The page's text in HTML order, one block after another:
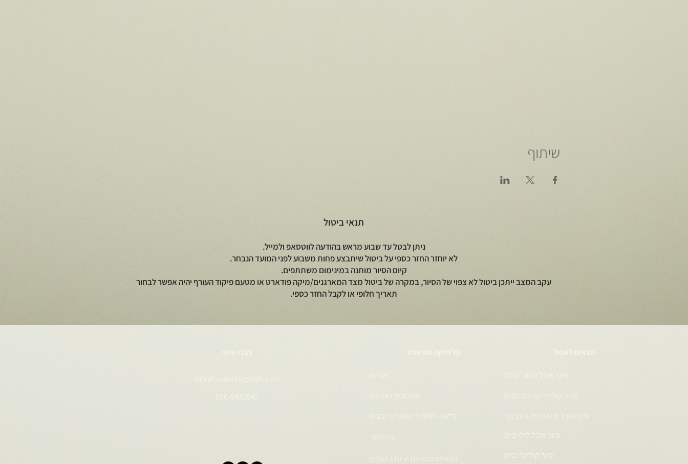
שיתוף
תנאי ביטול
ניתן לבטל עד שבוע מראש בהודעה לווטסאפ ולמייל.
לא יוחזר החזר כספי על ביטול שיתבצע פחות משבוע לפני המועד הנבחר.
קיום הסיור מותנה במינימום משתתפים.
עקב המצב ייתכן ביטול לא צפוי של הסיור, במקרה של ביטול מצד המארגנים/מיקה פודארט או מטעם פיקוד העורף יהיה אפשר לבחור
תאריך חלופי או לקבל החזר כספי.